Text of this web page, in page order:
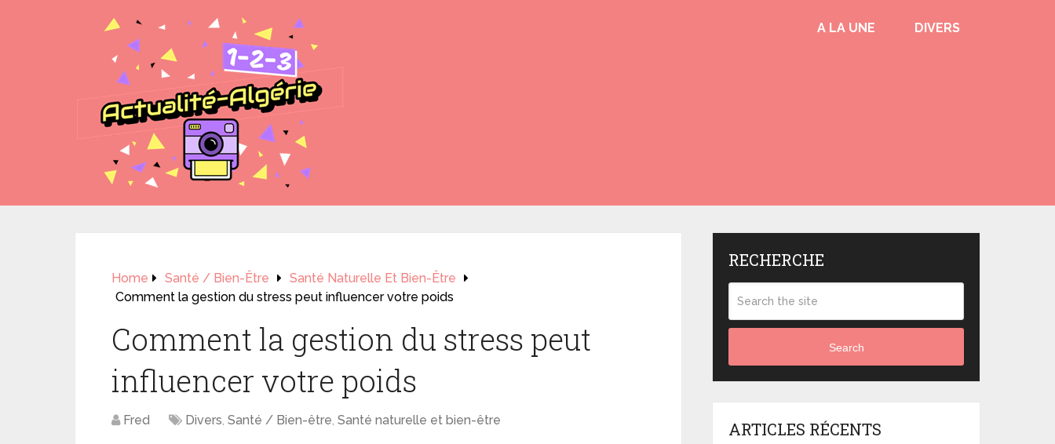
A LA UNE DIVERS
Home Santé / Bien-Être
Santé Naturelle Et Bien-Être
Comment la gestion du stress peut influencer votre poids
Comment la gestion du stress peut
influencer votre poids
Fred Divers, Santé / Bien-être, Santé naturelle et bien-être
RECHERCHE
Search
ARTICLES RÉCENTS